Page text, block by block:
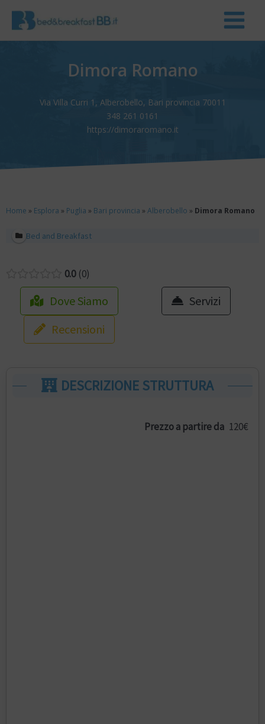
Dimora Romano
Via Villa Curri 1, Alberobello, Bari provincia 70011
348 261 0161
https://dimoraromano.it
Home » Esplora » Puglia » Bari provincia » Alberobello » Dimora Romano
Bed and Breakfast
0.0 0
Dove Siamo
Servizi
Recensioni
DESCRIZIONE STRUTTURA
Prezzo a partire da 120€